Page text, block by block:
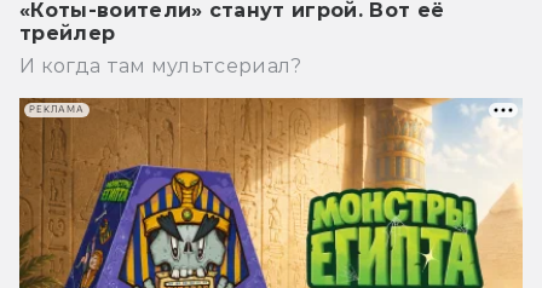
«Коты-воители» станут игрой. Вот её
трейлер
И когда там мультсериал?
РЕКЛАМА